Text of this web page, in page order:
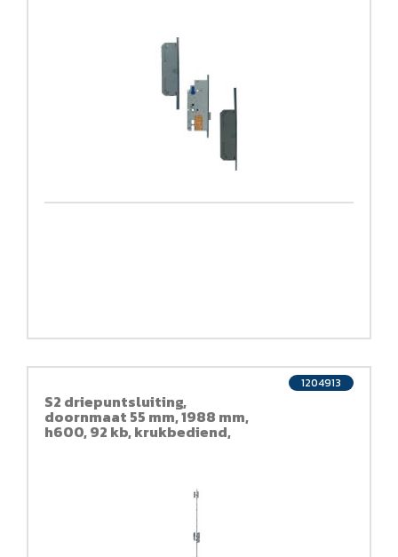
S2 driepuntsluiting,
doornmaat 55 mm, 1988 mm,
h600, 92 kb, krukbediend,
1204913